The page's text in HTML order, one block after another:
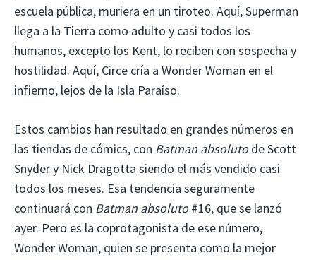
escuela pública, muriera en un tiroteo. Aquí, Superman
llega a la Tierra como adulto y casi todos los
humanos, excepto los Kent, lo reciben con sospecha y
hostilidad. Aquí, Circe cría a Wonder Woman en el
infierno, lejos de la Isla Paraíso.
Estos cambios han resultado en grandes números en
las tiendas de cómics, con Batman absolutode Scott
Snyder y Nick Dragotta siendo el más vendido casi
todos los meses. Esa tendencia seguramente
continuará con Batman absoluto#16, que se lanzó
ayer. Pero es la coprotagonista de ese número,
Wonder Woman, quien se presenta como la mejor